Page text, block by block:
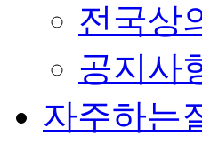
전국상
공지사
자주하는